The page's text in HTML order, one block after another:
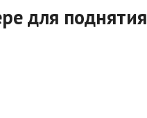
для поднятия